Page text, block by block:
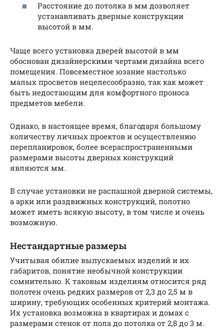
Расстояние до потолка в мм дозволяет
устанавливать дверные конструкции
высотой в мм.
Чаще всего установка дверей высотой в мм
обоснован дизайнерскими чертами дизайна всего
помещения. Повсеместное юзание настолько
малых просветов нецелесообразно, так как может
быть недостающим для комфортного проноса
предметов мебели.
Однако, в настоящее время, благодаря большому
количеству личных проектов и осуществлению
перепланировок, более всераспространенными
размерами высоты дверных конструкций
являются мм.
В случае установки не распашной дверной системы,
а арки или раздвижных конструкций, полотно
может иметь всякую высоту, в том числе и очень
возможную.
Нестандартные размеры
Учитывая обилие выпускаемых изделий и их
габаритов, понятие необычной конструкции
сомнительно. К таковым изделиям относится ряд
полотен очень редких размеров от 2,3 до 2,5 м в
ширину, требующих особенных критерий монтажа.
Их установка возможна в квартирах и домах с
размерами стенок от пола до потолка от 2,8 до 3 м.